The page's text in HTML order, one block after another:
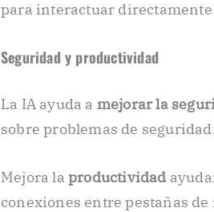
para interactuar
Seguridad y productividad
La IA ayuda a mejorar la
sobre problemas de
Mejora la productividad
conexiones entre pestañas